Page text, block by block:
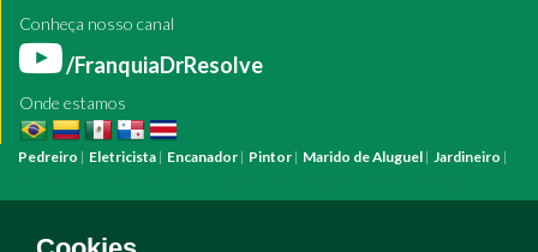
Conheça nosso canal
/FranquiaDrResolve
Onde estamos
Pedreiro | Eletricista | Encanador | Pintor | Marido de Aluguel | Jardineiro |
Bombeiro HidráulicoManutenção PredialManutenção Residencial